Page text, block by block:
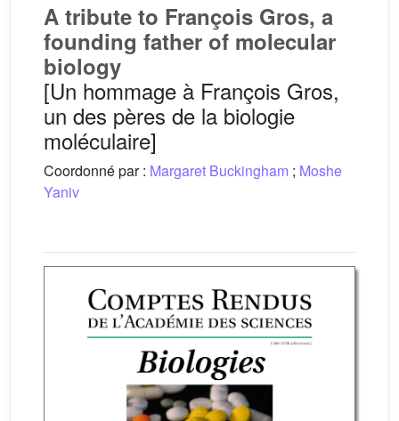
A tribute to François Gros, a
founding father of molecular
biology
[Un hommage à François Gros,
un des pères de la biologie
moléculaire]
Coordonné par : Margaret Buckingham ; Moshe
Yaniv